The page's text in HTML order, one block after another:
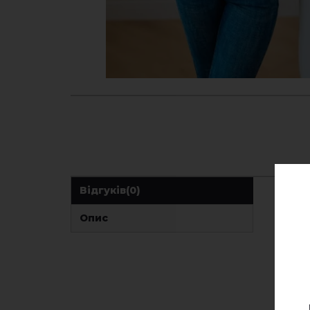
Відгуків(0)
Опис